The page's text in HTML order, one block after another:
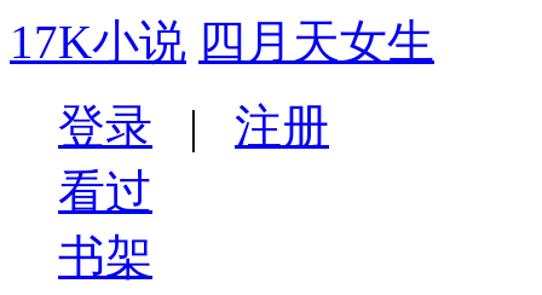
17K小说 四月天女生
登录 | 注册
看过
书架